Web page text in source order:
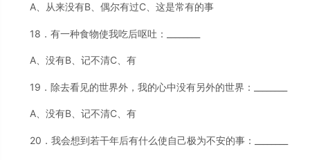
A、从来没有B、偶尔有过C、这是常有的事
18．有一种食物使我吃后呕吐：________
A、没有B、记不清C、有
19．除去看见的世界外，我的心中没有另外的世界：________
A、没有B、记不清C、有
20．我会想到若干年后有什么使自己极为不安的事：________